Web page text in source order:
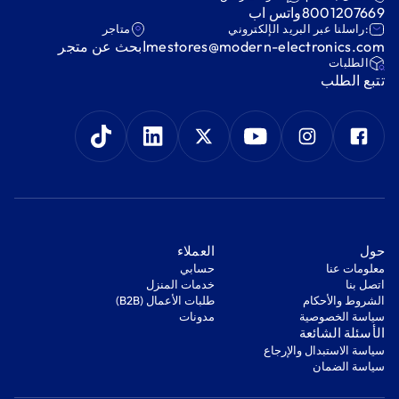
8001207669واتس اب
:راسلنا عبر البريد الإلكتروني
mestores@modern-electronics.com
متاجر
ابحث عن متجر
‫الطلبات‬
‫تتبع الطلب‬
‫حول‬
معلومات عنا
اتصل بنا
‫الشروط والأحكام‬
‫سياسة الخصوصية‬
‫العملاء‬
‫حسابي‬
‫خدمات المنزل‬
‫طلبات الأعمال (B2B)‬
مدونات
‫الأسئلة الشائعة‬
‫سياسة الاستبدال والإرجاع‬
‫سياسة الضمان‬